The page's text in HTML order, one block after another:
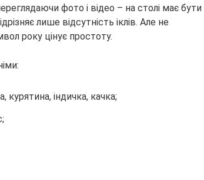
фото і відео – на столі має бути
лише відсутність іклів. Але не
року цінує простоту.
курятина, індичка, качка;